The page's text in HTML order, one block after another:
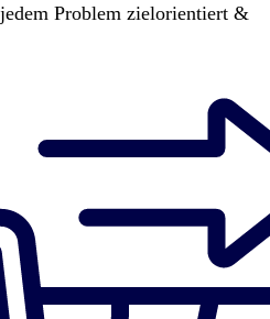
Problem zielorientiert &